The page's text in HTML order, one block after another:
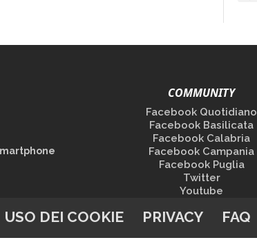
COMMUNITY
Facebook Quotidiano
Facebook Basilicata
Facebook Calabria
Facebook Campania
Facebook Puglia
Twitter
Youtube
USO DEI COOKIE PRIVACY FAQ